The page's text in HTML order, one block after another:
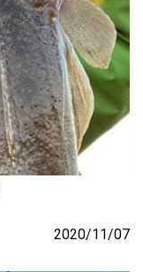
2020/11/07